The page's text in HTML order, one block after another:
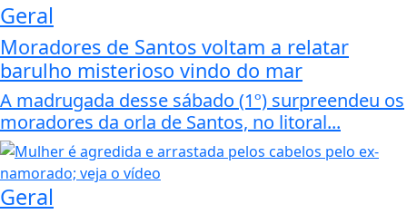
Geral
Moradores de Santos voltam a relatar
barulho misterioso vindo do mar
A madrugada desse sábado (1º) surpreendeu os
moradores da orla de Santos, no litoral...
Geral